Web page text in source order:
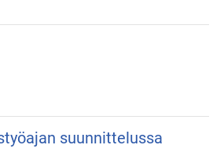
suunnittelussa